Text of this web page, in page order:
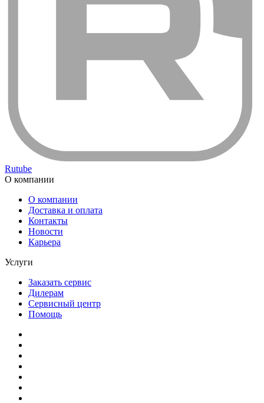
Rutube
О компании
О компании
Доставка и оплата
Контакты
Новости
Карьера
Услуги
Заказать сервис
Дилерам
Сервисный центр
Помощь